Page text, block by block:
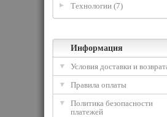
Технологии (7)
Информация
Условия доставки и
Правила оплаты
Политика безопасности
платежей